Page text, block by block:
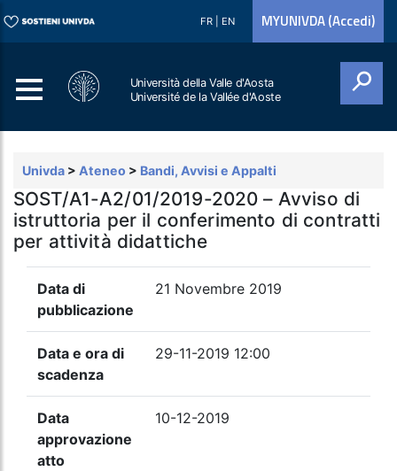
FR EN MYUNIVDA (Accedi)
Università della Valle d'Aosta
Université de la Vallée d'Aoste
Univda > Ateneo > Bandi, Avvisi e Appalti
SOST/A1-A2/01/2019-2020 – Avviso di
istruttoria per il conferimento di contratti
per attività didattiche
Data di
pubblicazione
21 Novembre 2019
Data e ora di
scadenza
29-11-2019 12:00
Data
approvazione
atto
10-12-2019